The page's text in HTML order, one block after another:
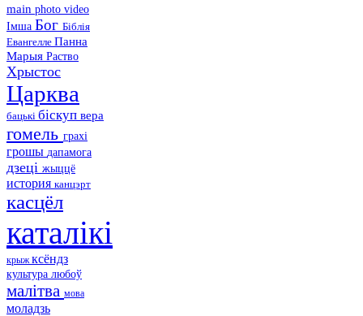
main photo video
Імша Бог Біблія
Евангелле Панна
Марыя Раство
Хрыстос
Царква
бацькі біскуп вера
гомель грахі
грошы дапамога
дзеці жыццё
история канцэрт
касцёл
каталікі
крыжксёндз
культура любоў
малітва мова
моладзь